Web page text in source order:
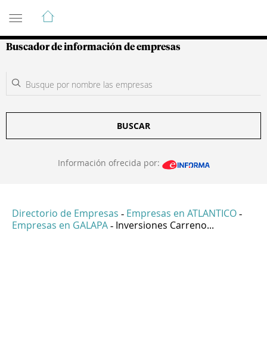
Guía de Empresas Colombianas
Buscador de información de empresas
BUSCAR
Información ofrecida por:
Directorio de Empresas - Empresas en ATLANTICO -
Empresas en GALAPA - Inversiones Carreno...